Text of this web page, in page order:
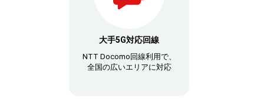
大手5G対応回線
NTT Docomo回線利用で、
全国の広いエリアに対応